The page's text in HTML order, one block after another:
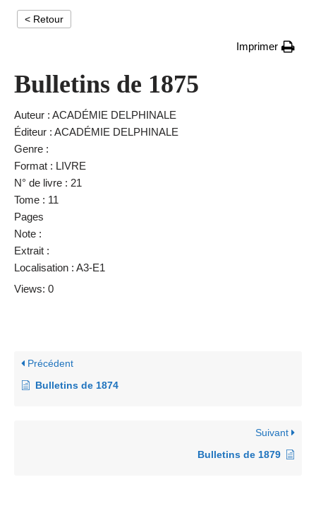
< Retour
Imprimer
Bulletins de 1875
Auteur : ACADÉMIE DELPHINALE
Éditeur : ACADÉMIE DELPHINALE
Genre :
Format : LIVRE
N° de livre : 21
Tome : 11
Pages
Note :
Extrait :
Localisation : A3-E1
Views: 0
Précédent
Bulletins de 1874
Suivant
Bulletins de 1879